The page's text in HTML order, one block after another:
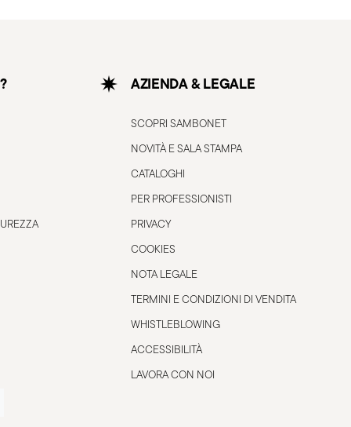
AZIENDA & LEGALE
SCOPRI SAMBONET
NOVITÀ E SALA STAMPA
CATALOGHI
PER PROFESSIONISTI
PRIVACY
COOKIES
NOTA LEGALE
TERMINI E CONDIZIONI DI VENDITA
WHISTLEBLOWING
ACCESSIBILITÀ
LAVORA CON NOI